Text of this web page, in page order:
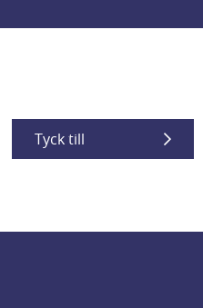
Tyck till